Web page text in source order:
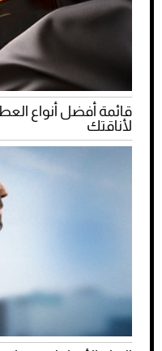
قائمة أفضل أنواع
لأناقتك